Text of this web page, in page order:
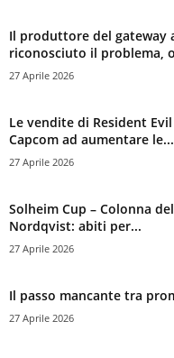
Il produttore del gateway
riconosciuto il problema,
27 Aprile 2026
Le vendite di Resident
Capcom ad aumentare le...
27 Aprile 2026
Solheim Cup – Colonna
Nordqvist: abiti per...
27 Aprile 2026
Il passo mancante tra
27 Aprile 2026